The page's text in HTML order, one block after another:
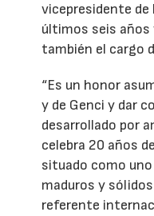
vicepresidente de
últimos seis
también el cargo
“Es un honor
y de Genci y dar
desarrollado por
celebra 20 años
situado como
maduros y
referente